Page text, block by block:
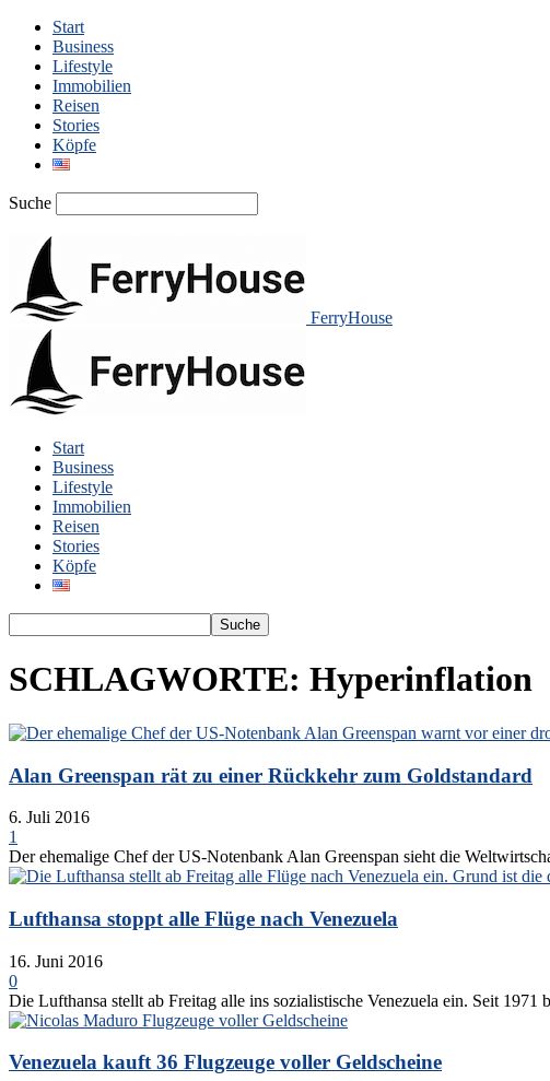
Start
Business
Lifestyle
Immobilien
Reisen
Stories
Köpfe
Suche
FerryHouse
Start
Business
Lifestyle
Immobilien
Reisen
Stories
Köpfe
SCHLAGWORTE: Hyperinflation
Alan Greenspan rät zu einer Rückkehr zum Goldstandard
6. Juli 2016
1
Der ehemalige Chef der US-Notenbank Alan Greenspan sieht die
Lufthansa stoppt alle Flüge nach Venezuela
16. Juni 2016
0
Die Lufthansa stellt ab Freitag alle ins sozialistische Venezuela ein. Seit
Venezuela kauft 36 Flugzeuge voller Geldscheine